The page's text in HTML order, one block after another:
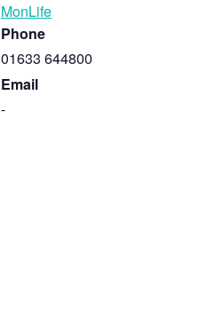
MonLife
Phone
01633 644800
Email
-